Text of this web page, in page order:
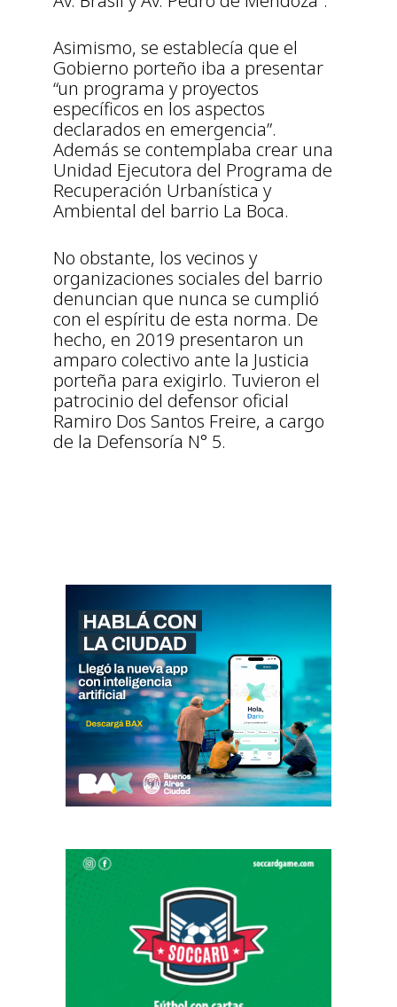
Asimismo, se establecía que el
Gobierno porteño iba a presentar
“un programa y proyectos
específicos en los aspectos
declarados en emergencia”.
Además se contemplaba crear una
Unidad Ejecutora del Programa de
Recuperación Urbanística y
Ambiental del barrio La Boca.
No obstante, los vecinos y
organizaciones sociales del barrio
denuncian que nunca se cumplió
con el espíritu de esta norma. De
hecho, en 2019 presentaron un
amparo colectivo ante la Justicia
porteña para exigirlo. Tuvieron el
patrocinio del defensor oficial
Ramiro Dos Santos Freire, a cargo
de la Defensoría N° 5.